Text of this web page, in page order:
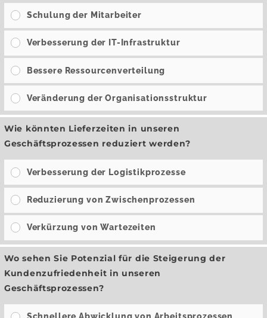
Schulung der Mitarbeiter
Verbesserung der IT-Infrastruktur
Bessere Ressourcenverteilung
Veränderung der Organisationsstruktur
Wie könnten Lieferzeiten in unseren
Geschäftsprozessen reduziert werden?
Verbesserung der Logistikprozesse
Reduzierung von Zwischenprozessen
Verkürzung von Wartezeiten
Wo sehen Sie Potenzial für die Steigerung der
Kundenzufriedenheit in unseren
Geschäftsprozessen?